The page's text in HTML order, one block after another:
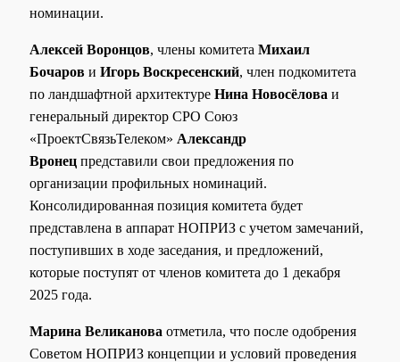
номинации.
Алексей Воронцов, члены комитета Михаил
Бочарови Игорь Воскресенский, член подкомитета
по ландшафтной архитектуре Нина Новосёлова и
генеральный директор СРО Союз
«ПроектСвязьТелеком» Александр
Вронецпредставили свои предложения по
организации профильных номинаций.
Консолидированная позиция комитета будет
представлена в аппарат НОПРИЗ с учетом замечаний,
поступивших в ходе заседания, и предложений,
которые поступят от членов комитета до 1 декабря
2025 года.
Марина Великанова отметила, что после одобрения
Советом НОПРИЗ концепции и условий проведения